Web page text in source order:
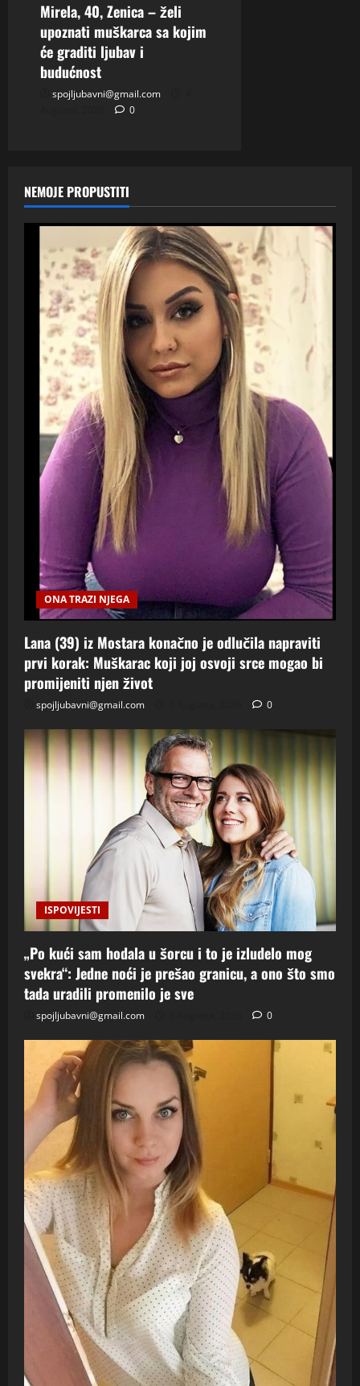
Mirela, 40, Zenica – želi
upoznati muškarca sa kojim
će graditi ljubav i
budućnost
spojljubavni@gmail.com
0
NEMOJE PROPUSTITI
ONA TRAZI NJEGA
Lana (39) iz Mostara konačno je odlučila napraviti
prvi korak: Muškarac koji joj osvoji srce mogao bi
promijeniti njen život
spojljubavni@gmail.com 0
ISPOVIJESTI
„Po kući sam hodala u šorcu i to je izludelo mog
svekra“: Jedne noći je prešao granicu, a ono što smo
tada uradili promenilo je sve
spojljubavni@gmail.com 0